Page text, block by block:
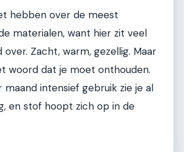
hebben over de meest
materialen, want hier zit veel
over. Zacht, warm, gezellig. Maar
woord dat je moet onthouden.
maand intensief gebruik zie je al
en stof hoopt zich op in de